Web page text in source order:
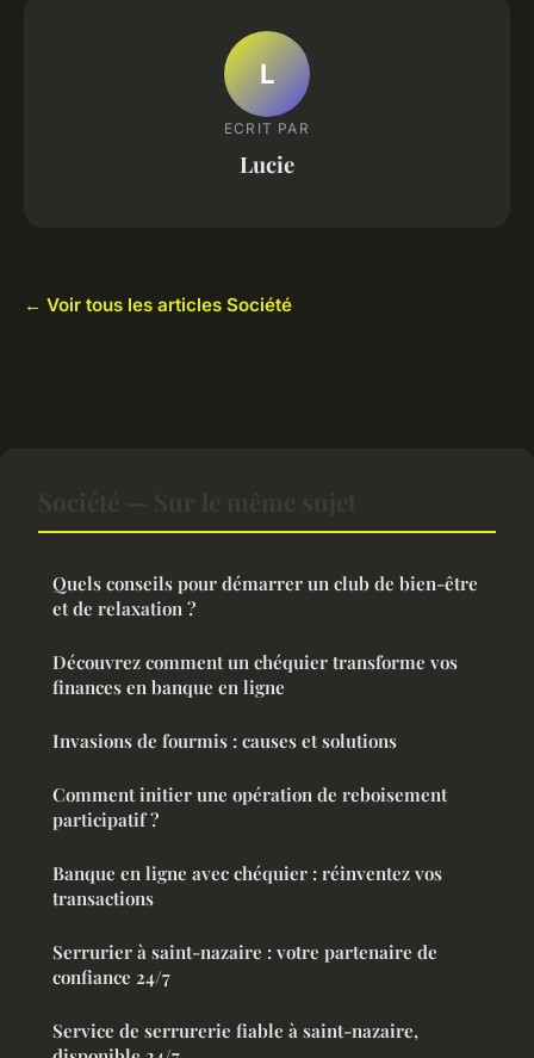
L
ECRIT PAR
Lucie
← Voir tous les articles Société
Quels conseils pour démarrer un club de bien-être
et de relaxation ?
Découvrez comment un chéquier transforme vos
finances en banque en ligne
Invasions de fourmis : causes et solutions
Comment initier une opération de reboisement
participatif ?
Banque en ligne avec chéquier : réinventez vos
transactions
Serrurier à saint-nazaire : votre partenaire de
confiance 24/7
Service de serrurerie fiable à saint-nazaire,